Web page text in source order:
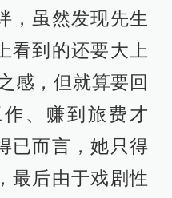
，虽然发现先生
看到的还要大上
感，但就算要回
、赚到旅费才
已而言，她只得
最后由于戏剧性